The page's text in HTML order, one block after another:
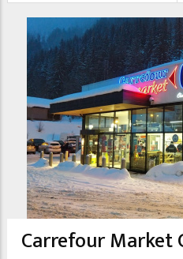
Carrefour Market